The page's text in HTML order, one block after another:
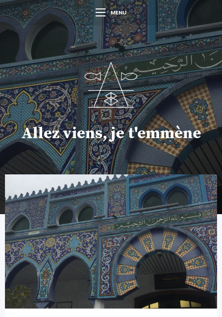
MENU
Allez viens, je t'emmène